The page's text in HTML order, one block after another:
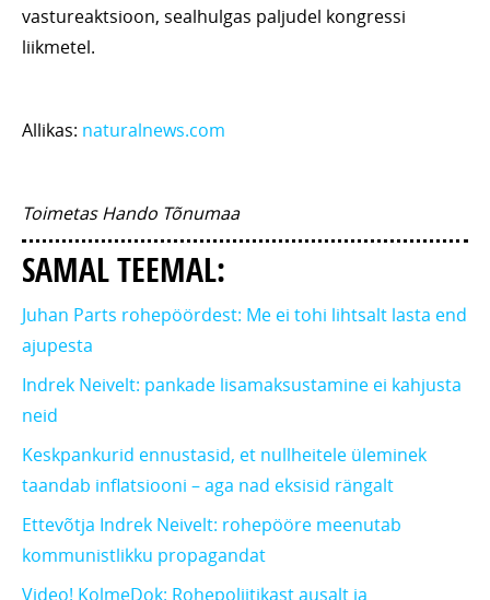
vastureaktsioon, sealhulgas paljudel kongressi
liikmetel.
Allikas: naturalnews.com
Toimetas Hando Tõnumaa
SAMAL TEEMAL:
Juhan Parts rohepöördest: Me ei tohi lihtsalt lasta end
ajupesta
Indrek Neivelt: pankade lisamaksustamine ei kahjusta
neid
Keskpankurid ennustasid, et nullheitele üleminek
taandab inflatsiooni – aga nad eksisid rängalt
Ettevõtja Indrek Neivelt: rohepööre meenutab
kommunistlikku propagandat
Video! KolmeDok: Rohepoliitikast ausalt ja